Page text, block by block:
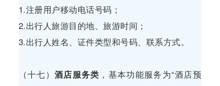
1.注册用户移动电话号码；
2.出行人旅游目的地、旅游时间；
3.出行人姓名、证件类型和号码、联系方式。
（十七）酒店服务类 ，基本功能服务为“酒店预